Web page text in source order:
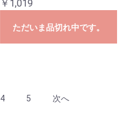
￥1,019
ただいま品切れ中です。
4 5 次へ